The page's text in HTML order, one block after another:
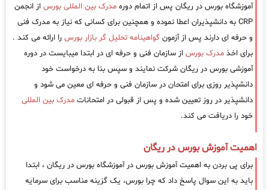
آموزشگاه بورس در ریگان پس از اتمام دوره مدرک بین المللی بورس از انجمن
CRP به دانشپذیران اعطا نموده و همچنین برای کسانی که نیاز به مدرک فنی
و حرفه ای دارند پس از آزمون گواهینامه تحلیل گر بازار بورس را ارائه می کند .
برای اخذ مدرک بورس از سازمان فنی و حرفه ای در ابتدا میبایست در دوره
آموزشی بورس در ریگان شرکت نمایند و سپس بنا به درخواست خود
دانشپذیر روزی برای امتحان در سازمان فنی و حرفه ای معین می شود و
دانشپذیر در روز تعیین شده و پس از قبولی در امتحانات مدرک بین المللی
خود را دریافت می کند.
اهمیت آموزش بورس در ریگان
برای پی بردن به اهمیت آموزش بورس در آموزشگاه بورس در ریگان ، ابتدا
باید به این سوال پاسخ داد که چرا بورس، یک گزینه مناسب برای سرمایه